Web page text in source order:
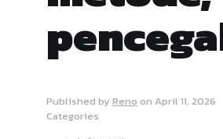
Published by Reno on April 11, 2026
Categories